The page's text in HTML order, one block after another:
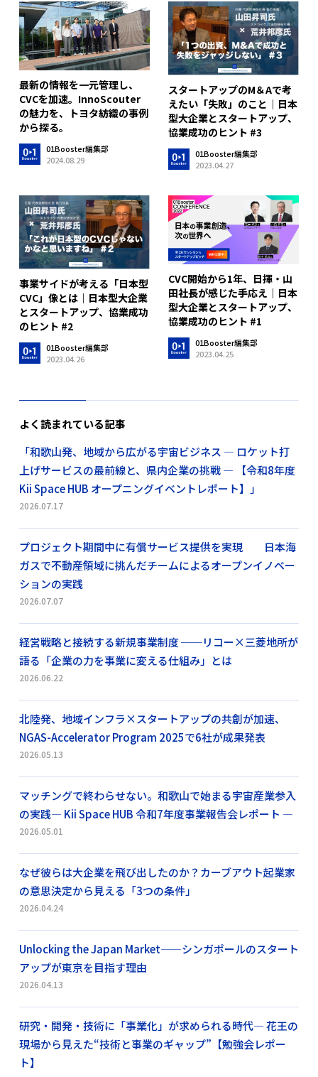
最新の情報を一元管理し、
CVCを加速。InnoScouter
の魅力を、トヨタ紡織の事例
から探る。
01Booster編集部
2024.08.29
スタートアップのM＆Aで考
えたい「失敗」のこと｜日本
型大企業とスタートアップ、
協業成功のヒント #3
01Booster編集部
2023.04.27
事業サイドが考える「日本型
CVC」像とは｜日本型大企業
とスタートアップ、協業成功
のヒント #2
01Booster編集部
2023.04.26
CVC開始から1年、日揮・山
田社長が感じた手応え｜日本
型大企業とスタートアップ、
協業成功のヒント #1
01Booster編集部
2023.04.25
よく読まれている記事
「和歌山発、地域から広がる宇宙ビジネス ― ロケット打
上げサービスの最前線と、県内企業の挑戦 ― 【令和8年度
Kii Space HUB オープニングイベントレポート】」
2026.07.17
プロジェクト期間中に有償サービス提供を実現 日本海
ガスで不動産領域に挑んだチームによるオープンイノベー
ションの実践
2026.07.07
経営戦略と接続する新規事業制度 ──リコー×三菱地所が
語る「企業の力を事業に変える仕組み」とは
2026.06.22
北陸発、地域インフラ×スタートアップの共創が加速、
NGAS-Accelerator Program 2025で6社が成果発表
2026.05.13
マッチングで終わらせない。和歌山で始まる宇宙産業参入
の実践― Kii Space HUB 令和7年度事業報告会レポート ―
2026.05.01
なぜ彼らは大企業を飛び出したのか？カーブアウト起業家
の意思決定から見える「3つの条件」
2026.04.24
Unlocking the Japan Market——シンガポールのスタート
アップが東京を目指す理由
2026.04.13
研究・開発・技術に「事業化」が求められる時代― 花王の
現場から見えた“技術と事業のギャップ”【勉強会レポー
ト】